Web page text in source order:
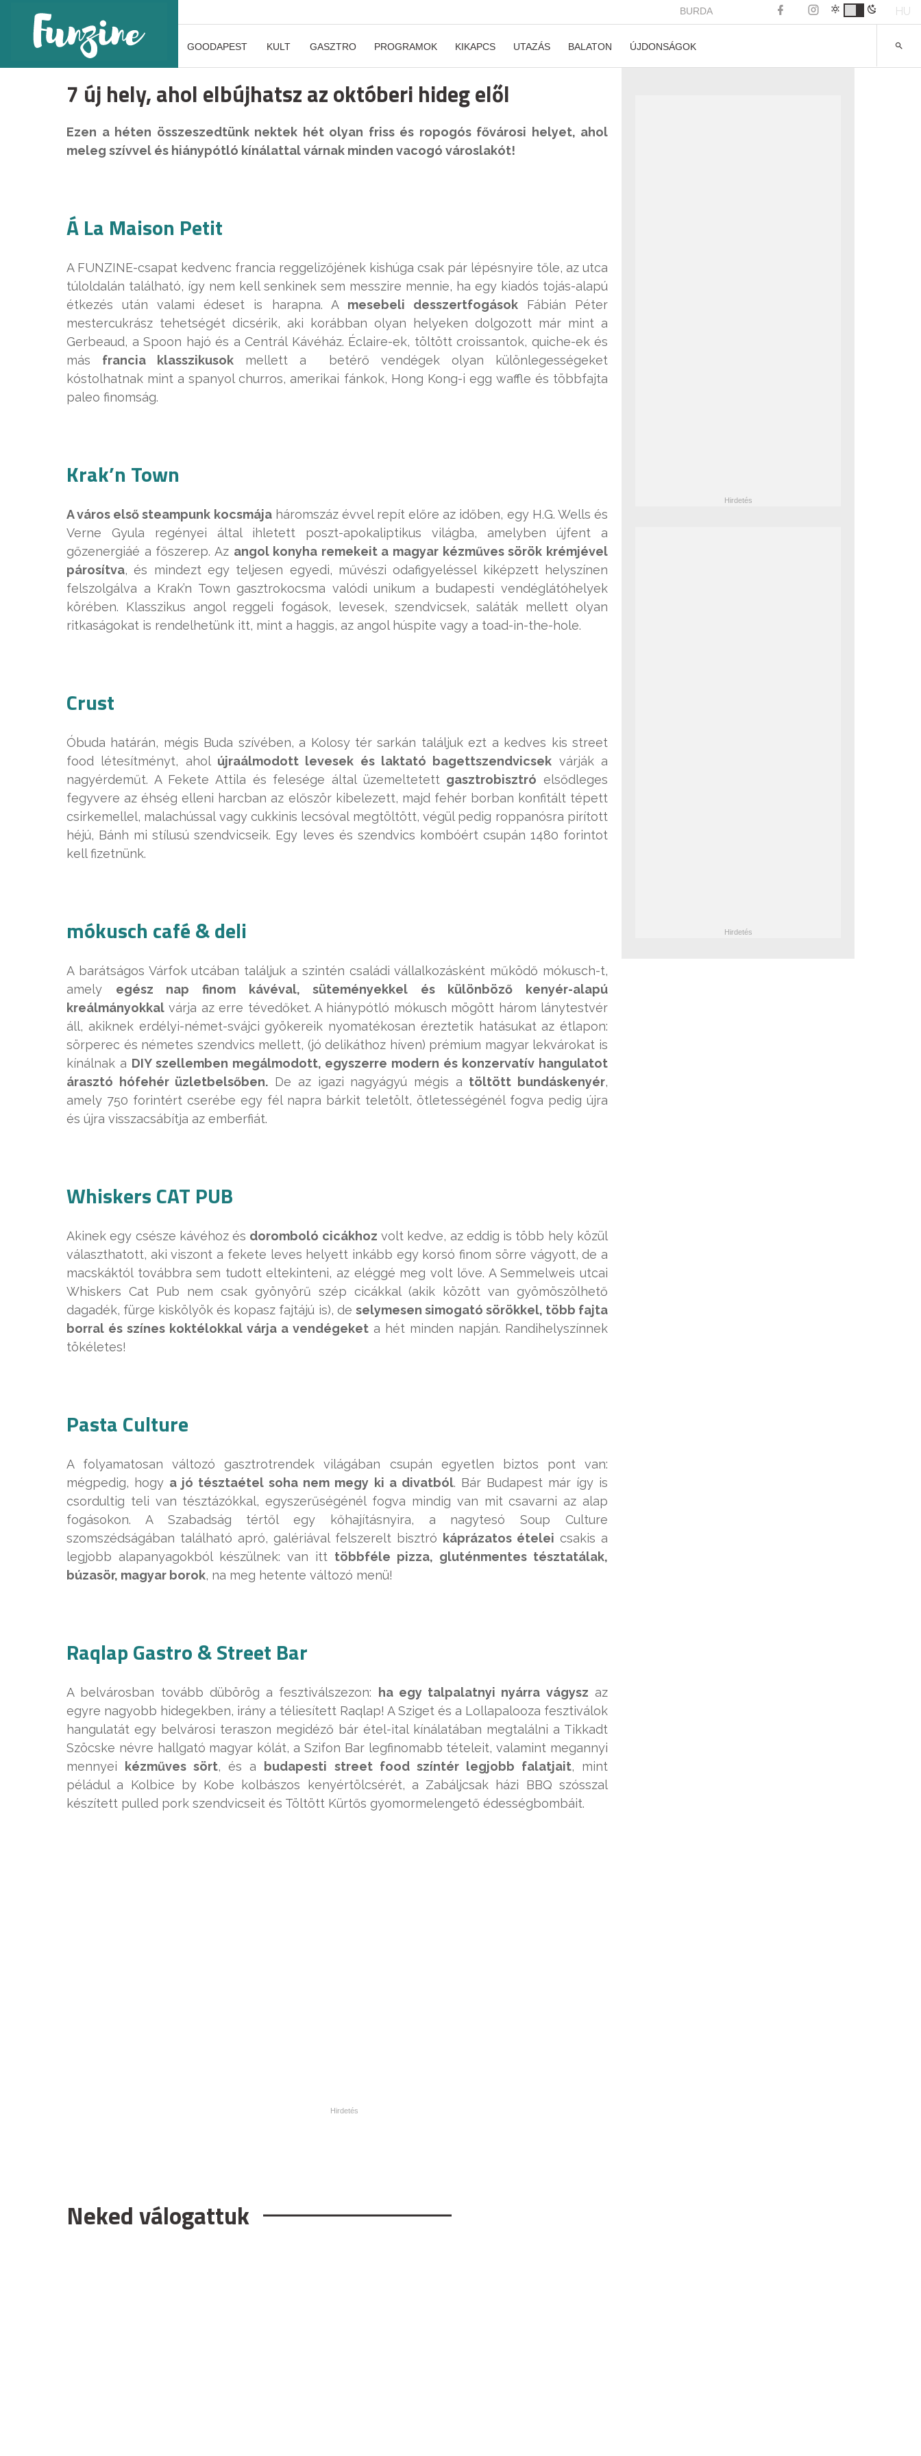
BURDA HU
GOODAPEST KULT GASZTRO PROGRAMOK KIKAPCS UTAZÁS BALATON ÚJDONSÁGOK
7 új hely, ahol elbújhatsz az októberi hideg elől
Ezen a héten összeszedtünk nektek hét olyan friss és ropogós fővárosi helyet, ahol
meleg szívvel és hiánypótló kínálattal várnak minden vacogó városlakót!
Á La Maison Petit
A FUNZINE-csapat kedvenc francia reggelizőjének kishúga csak pár lépésnyire tőle, az utca
túloldalán található, így nem kell senkinek sem messzire mennie, ha egy kiadós tojás-alapú
étkezés után valami édeset is harapna. A mesebeli desszertfogásokFábián Péter
mestercukrász tehetségét dicsérik, aki korábban olyan helyeken dolgozott már mint a
Gerbeaud, a Spoon hajó és a Centrál Kávéház. Éclaire-ek, töltött croissantok, quiche-ek és
más francia klasszikusokmellett a betérő vendégek olyan különlegességeket
kóstolhatnak mint a spanyol churros, amerikai fánkok, Hong Kong-i egg waffle és többfajta
paleo finomság.
Krak’n Town
A város első steampunk kocsmájaháromszáz évvel repít előre az időben, egy H.G. Wells és
Verne Gyula regényei által ihletett poszt-apokaliptikus világba, amelyben újfent a
gőzenergiáé a főszerep. Az angol konyha remekeit a magyar kézműves sörök krémjével
párosítva, és mindezt egy teljesen egyedi, művészi odafigyeléssel kiképzett helyszínen
felszolgálva a Krak’n Town gasztrokocsma valódi unikum a budapesti vendéglátóhelyek
körében. Klasszikus angol reggeli fogások, levesek, szendvicsek, saláták mellett olyan
ritkaságokat is rendelhetünk itt, mint a haggis, az angol húspite vagy a toad-in-the-hole.
Crust
Óbuda határán, mégis Buda szívében, a Kolosy tér sarkán találjuk ezt a kedves kis street
food létesítményt, ahol újraálmodott levesek és laktató bagettszendvicsek várják a
nagyérdeműt. A Fekete Attila és felesége által üzemeltetett gasztrobisztró elsődleges
fegyvere az éhség elleni harcban az először kibelezett, majd fehér borban konfitált tépett
csirkemellel, malachússal vagy cukkinis lecsóval megtöltött, végül pedig roppanósra pirított
héjú, Bánh mi stílusú szendvicseik. Egy leves és szendvics kombóért csupán 1480 forintot
kell fizetnünk.
mókusch café & deli
A barátságos Várfok utcában találjuk a szintén családi vállalkozásként működő mókusch-t,
amely egész nap finom kávéval, süteményekkel és különböző kenyér-alapú
kreálmányokkal várja az erre tévedőket. A hiánypótló mókusch mögött három lánytestvér
áll, akiknek erdélyi-német-svájci gyökereik nyomatékosan éreztetik hatásukat az étlapon:
sörperec és németes szendvics mellett, (jó delikáthoz híven) prémium magyar lekvárokat is
kínálnak a DIY szellemben megálmodott, egyszerre modern és konzervatív hangulatot
árasztó hófehér üzletbelsőben. De az igazi nagyágyú mégis a töltött bundáskenyér,
amely 750 forintért cserébe egy fél napra bárkit teletölt, ötletességénél fogva pedig újra
és újra visszacsábítja az emberfiát.
Whiskers CAT PUB
Akinek egy csésze kávéhoz és doromboló cicákhoz volt kedve, az eddig is több hely közül
választhatott, aki viszont a fekete leves helyett inkább egy korsó finom sörre vágyott, de a
macskáktól továbbra sem tudott eltekinteni, az eléggé meg volt lőve. A Semmelweis utcai
Whiskers Cat Pub nem csak gyönyörű szép cicákkal (akik között van gyömöszölhető
dagadék, fürge kiskölyök és kopasz fajtájú is), de selymesen simogató sörökkel, több fajta
borral és színes koktélokkal várja a vendégeket a hét minden napján. Randihelyszínnek
tökéletes!
Pasta Culture
A folyamatosan változó gasztrotrendek világában csupán egyetlen biztos pont van:
mégpedig, hogy a jó tésztaétel soha nem megy ki a divatból. Bár Budapest már így is
csordultig teli van tésztázókkal, egyszerűségénél fogva mindig van mit csavarni az alap
fogásokon. A Szabadság tértől egy kőhajításnyira, a nagytesó Soup Culture
szomszédságában található apró, galériával felszerelt bisztró káprázatos ételei csakis a
legjobb alapanyagokból készülnek: van itt többféle pizza, gluténmentes tésztatálak,
búzasör, magyar borok, na meg hetente változó menü!
Raqlap Gastro & Street Bar
A belvárosban tovább dübörög a fesztiválszezon: ha egy talpalatnyi nyárra vágysz az
egyre nagyobb hidegekben, irány a téliesített Raqlap! A Sziget és a Lollapalooza fesztiválok
hangulatát egy belvárosi teraszon megidéző bár étel-ital kínálatában megtalálni a Tikkadt
Szöcske névre hallgató magyar kólát, a Szifon Bar legfinomabb tételeit, valamint megannyi
mennyei
kézműves sört, és a budapesti street food színtér legjobb falatjait, mint
péládul a Kolbice by Kobe kolbászos kenyértölcsérét, a Zabáljcsak házi BBQ szósszal
készített pulled pork szendvicseit és Töltött Kürtős gyomormelengető édességbombáit.
Neked válogattuk